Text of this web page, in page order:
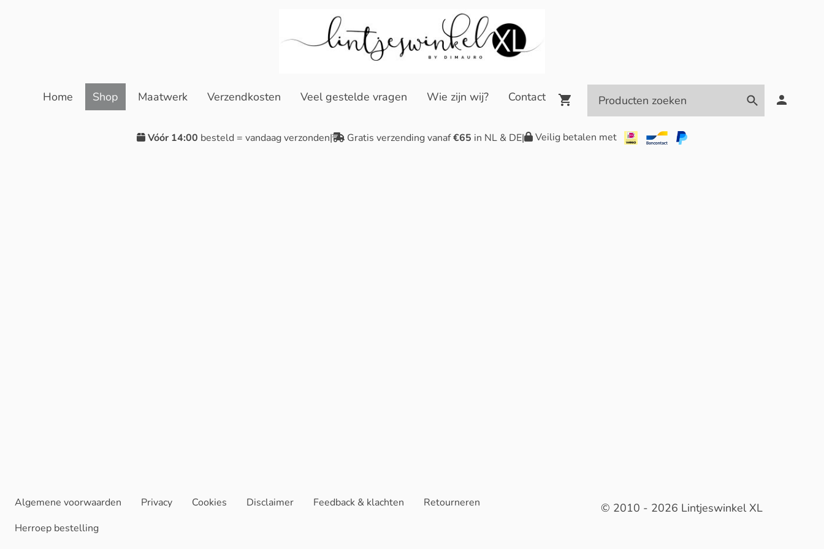
Home Shop Maatwerk Verzendkosten Veel gestelde vragen Wie zijn wij? Contact
Vóór 14:00 besteld = vandaag verzonden| Gratis verzending vanaf€65 in NL & DE| Veilig betalen met
Algemene voorwaarden Privacy Cookies Disclaimer Feedback & klachten
Retourneren
Herroep bestelling
© 2010 - 2026 Lintjeswinkel XL